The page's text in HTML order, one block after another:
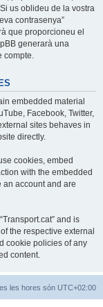
us oblideu de la vostra
contrasenya”
que proporcioneu el
generarà una
embedded material
Facebook, Twitter,
sites behaves in
directly.
cookies, embed
with the embedded
an account and are
and is
the respective external
cookie policies of any
content.
les hores són UTC+02:00